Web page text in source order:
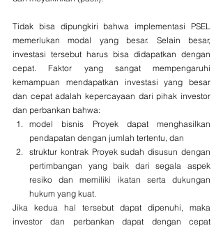
Tidak bisa dipungkiri bahwa implementasi PSEL
memerlukan modal yang besar. Selain besar,
investasi tersebut harus bisa didapatkan dengan
cepat. Faktor yang sangat mempengaruhi
kemampuan mendapatkan investasi yang besar
dan cepat adalah kepercayaan dari pihak investor
dan perbankan bahwa:
model bisnis Proyek dapat menghasilkan
pendapatan dengan jumlah tertentu, dan
struktur kontrak Proyek sudah disusun dengan
pertimbangan yang baik dari segala aspek
resiko dan memiliki ikatan serta dukungan
hukum yang kuat.
Jika kedua hal tersebut dapat dipenuhi, maka
investor dan perbankan dapat dengan cepat